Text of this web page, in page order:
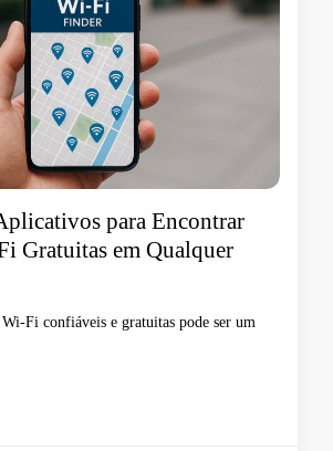
para Encontrar
Gratuitas em Qualquer
Fi confiáveis e gratuitas pode ser um